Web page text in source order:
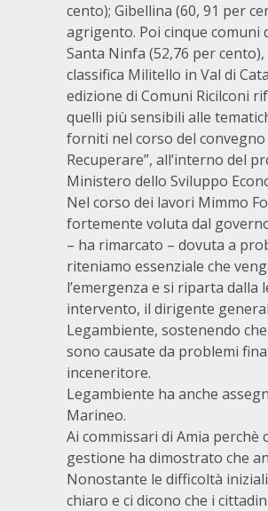
cento); Gibellina (60, 91 per
agrigento. Poi cinque comuni
Santa Ninfa (52,76 per
classifica Militello in Val di
edizione di Comuni Ricilconi
quelli più sensibili alle
forniti nel corso del
Recuperare”, all’interno del
Ministero dello Sviluppo
Nel corso dei lavori Mimmo
fortemente voluta dal
– ha rimarcato – dovuta a
riteniamo essenziale che
l’emergenza e si riparta dalla
intervento, il dirigente
Legambiente, sostenendo
sono causate da problemi
inceneritore.
Legambiente ha anche
Marineo.
Ai commissari di Amia
gestione ha dimostrato che
Nonostante le difficoltà
chiaro e ci dicono che i